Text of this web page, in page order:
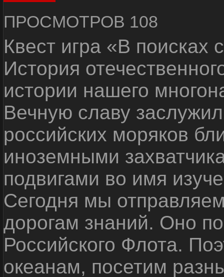
ПРОСМОТРОВ 108
Квест игра «В
История
истории нашего
Вечную славу
российских моряков
иноземными
подвигами во имя
Сегодня мы
дорогам знаний. Оно
Российского Флота.
океанам, посетим